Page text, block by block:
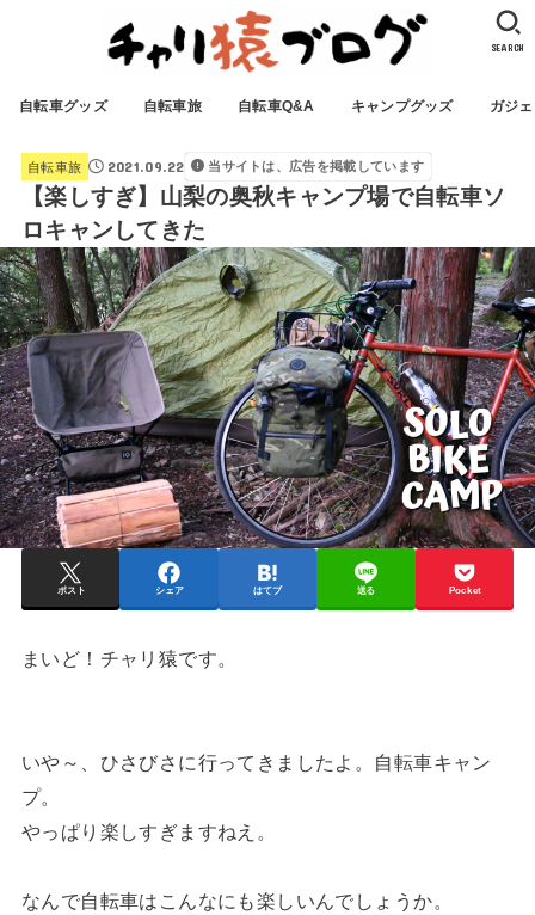
自転車グッズ 自転車旅 自転車Q&A キャンプグッズ ガジ
SEARCH
自転車旅 2021.09.22 当サイトは、広告を掲載しています
【楽しすぎ】山梨の奥秋キャンプ場で自転車ソ
ロキャンしてきた
ポスト シェア はてブ 送る Pocket
まいど！チャリ猿です。
いや～、ひさびさに行ってきましたよ。自転車キャン
プ。
やっぱり楽しすぎますねえ。
なんで自転車はこんなにも楽しいんでしょうか。